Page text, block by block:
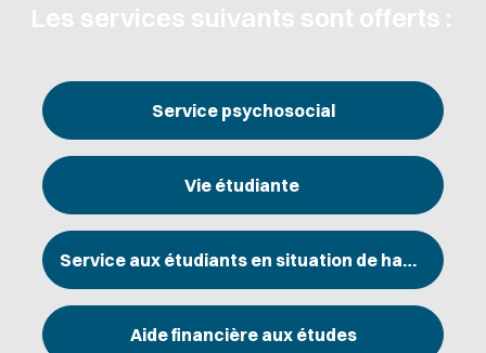
Les services suivants sont offerts :
Service psychosocial
Vie étudiante
Service aux étudiants en situation de handicap
Aide financière aux études